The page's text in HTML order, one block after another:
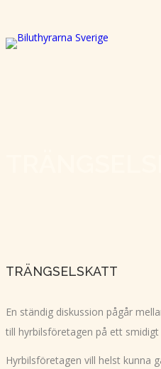
TRÄNGSELSKATT
En ständig diskussion pågår
till hyrbilsföretagen på ett
Hyrbilsföretagen vill helst kunna